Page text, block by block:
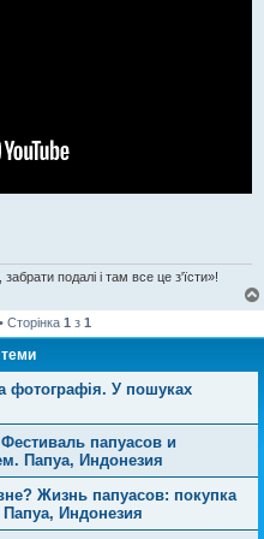
подалі і там все це з'їсти»!
Сторінка 1 з 1
фотографія. У пошуках
папуасов и
Папуа, Индонезия
Жизнь папуасов: покупка
Индонезия